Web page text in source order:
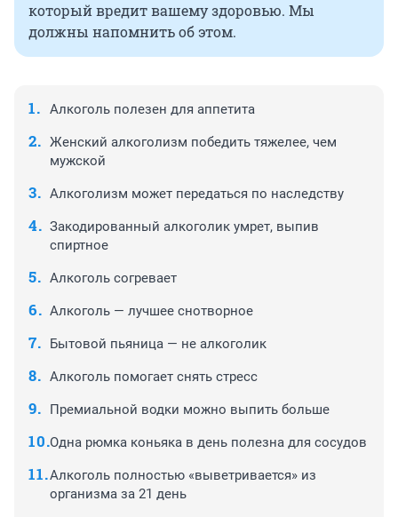
который вредит вашему здоровью. Мы
должны напомнить об этом.
Алкоголь полезен для аппетита
Женский алкоголизм победить тяжелее, чем
мужской
Алкоголизм может передаться по наследству
Закодированный алкоголик умрет, выпив
спиртное
Алкоголь согревает
Алкоголь — лучшее снотворное
Бытовой пьяница — не алкоголик
Алкоголь помогает снять стресс
Премиальной водки можно выпить больше
Одна рюмка коньяка в день полезна для сосудов
Алкоголь полностью «выветривается» из
организма за 21 день